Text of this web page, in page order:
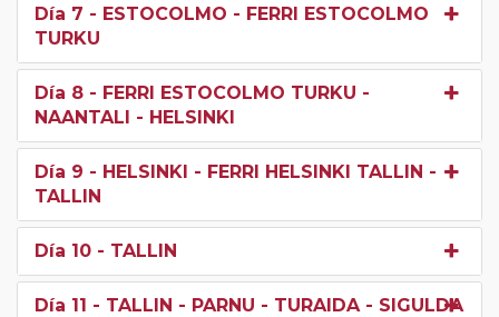
Día 7 - ESTOCOLMO - FERRI ESTOCOLMO
TURKU
Día 8 - FERRI ESTOCOLMO TURKU -
NAANTALI - HELSINKI
Día 9 - HELSINKI - FERRI HELSINKI TALLIN -
TALLIN
Día 10 - TALLIN
Día 11 - TALLIN - PARNU - TURAIDA - SIGULDA